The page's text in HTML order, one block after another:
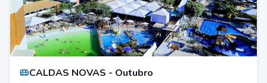
CALDAS NOVAS - Outubro